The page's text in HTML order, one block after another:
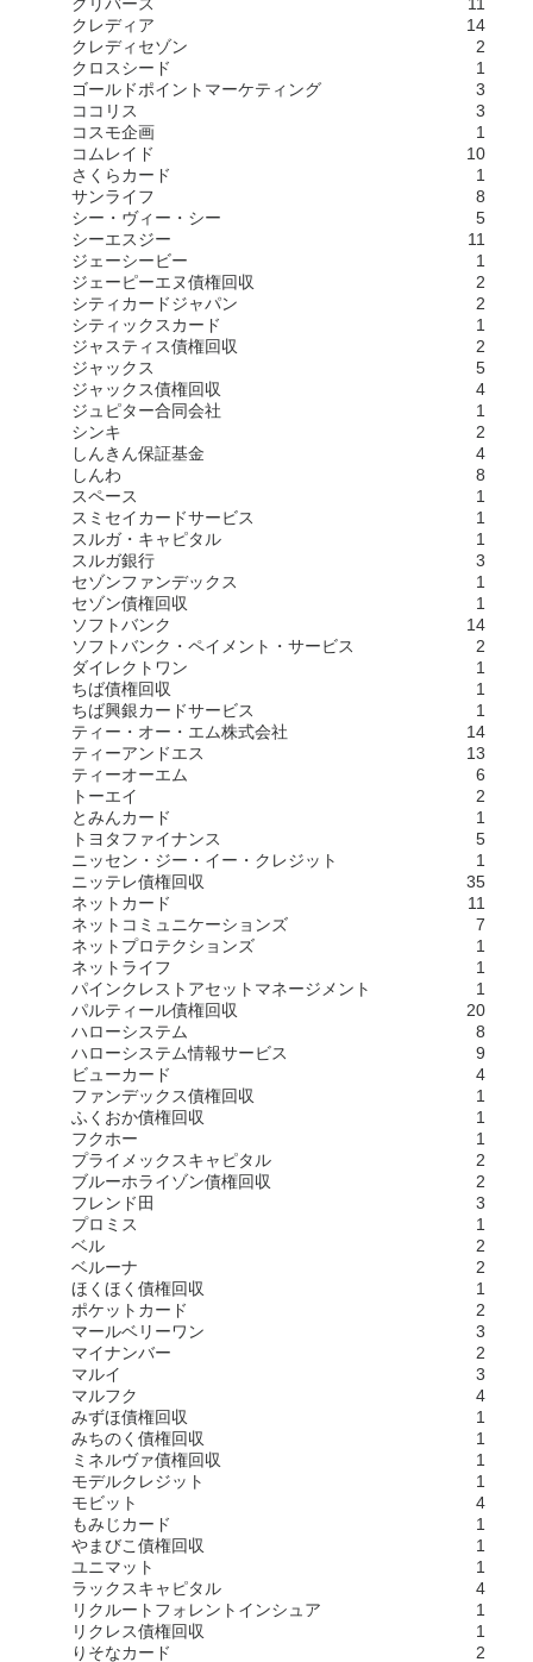
クレディア
14
クレディセゾン
2
クロスシード
1
ゴールドポイントマーケティング
3
ココリス
3
コスモ企画
1
コムレイド
10
さくらカード
1
サンライフ
8
シー・ヴィー・シー
5
シーエスジー
11
ジェーシービー
1
ジェーピーエヌ債権回収
2
シティカードジャパン
2
シティックスカード
1
ジャスティス債権回収
2
ジャックス
5
ジャックス債権回収
4
ジュピター合同会社
1
シンキ
2
しんきん保証基金
4
しんわ
8
スペース
1
スミセイカードサービス
1
スルガ・キャピタル
1
スルガ銀行
3
セゾンファンデックス
1
セゾン債権回収
1
ソフトバンク
14
ソフトバンク・ペイメント・サービス
2
ダイレクトワン
1
ちば債権回収
1
ちば興銀カードサービス
1
ティー・オー・エム株式会社
14
ティーアンドエス
13
ティーオーエム
6
トーエイ
2
とみんカード
1
トヨタファイナンス
5
ニッセン・ジー・イー・クレジット
1
ニッテレ債権回収
35
ネットカード
11
ネットコミュニケーションズ
7
ネットプロテクションズ
1
ネットライフ
1
パインクレストアセットマネージメント
1
パルティール債権回収
20
ハローシステム
8
ハローシステム情報サービス
9
ビューカード
4
ファンデックス債権回収
1
ふくおか債権回収
1
フクホー
1
プライメックスキャピタル
2
ブルーホライゾン債権回収
2
フレンド田
3
プロミス
1
ベル
2
ベルーナ
2
ほくほく債権回収
1
ポケットカード
2
マールベリーワン
3
マイナンバー
2
マルイ
3
マルフク
4
みずほ債権回収
1
みちのく債権回収
1
ミネルヴァ債権回収
1
モデルクレジット
1
モビット
4
もみじカード
1
やまびこ債権回収
1
ユニマット
1
ラックスキャピタル
4
リクルートフォレントインシュア
1
リクレス債権回収
1
りそなカード
2